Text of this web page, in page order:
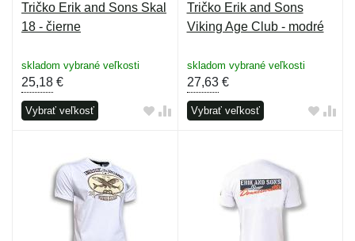
Tričko Erik and Sons Skal
18 - čierne
skladom vybrané veľkosti
25,18 €
Vybrať veľkosť
Tričko Erik and Sons
Viking Age Club - modré
skladom vybrané veľkosti
27,63€
Vybrať veľkosť